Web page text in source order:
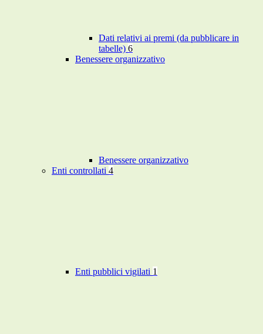
Dati relativi ai premi (da pubblicare in
tabelle) 6
Benessere organizzativo
Benessere organizzativo
Enti controllati 4
Enti pubblici vigilati 1